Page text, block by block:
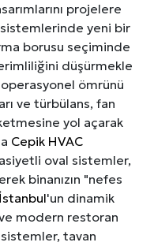
projelere
yeni bir
borusu seçiminde
düşürmekle
ömrünü
ve türbülans, fan
yol açarak
Cepik HVAC
oval sistemler,
binanızın "nefes
İstanbul'un dinamik
modern restoran
tavan